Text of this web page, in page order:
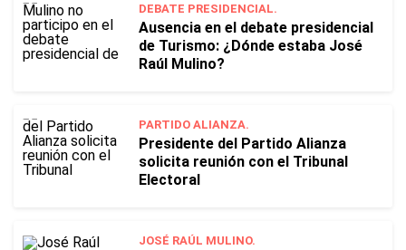
DEBATE PRESIDENCIAL.
Ausencia en el debate presidencial
de Turismo: ¿Dónde estaba José
Raúl Mulino?
PARTIDO ALIANZA.
Presidente del Partido Alianza
solicita reunión con el Tribunal
Electoral
JOSÉ RAÚL MULINO.